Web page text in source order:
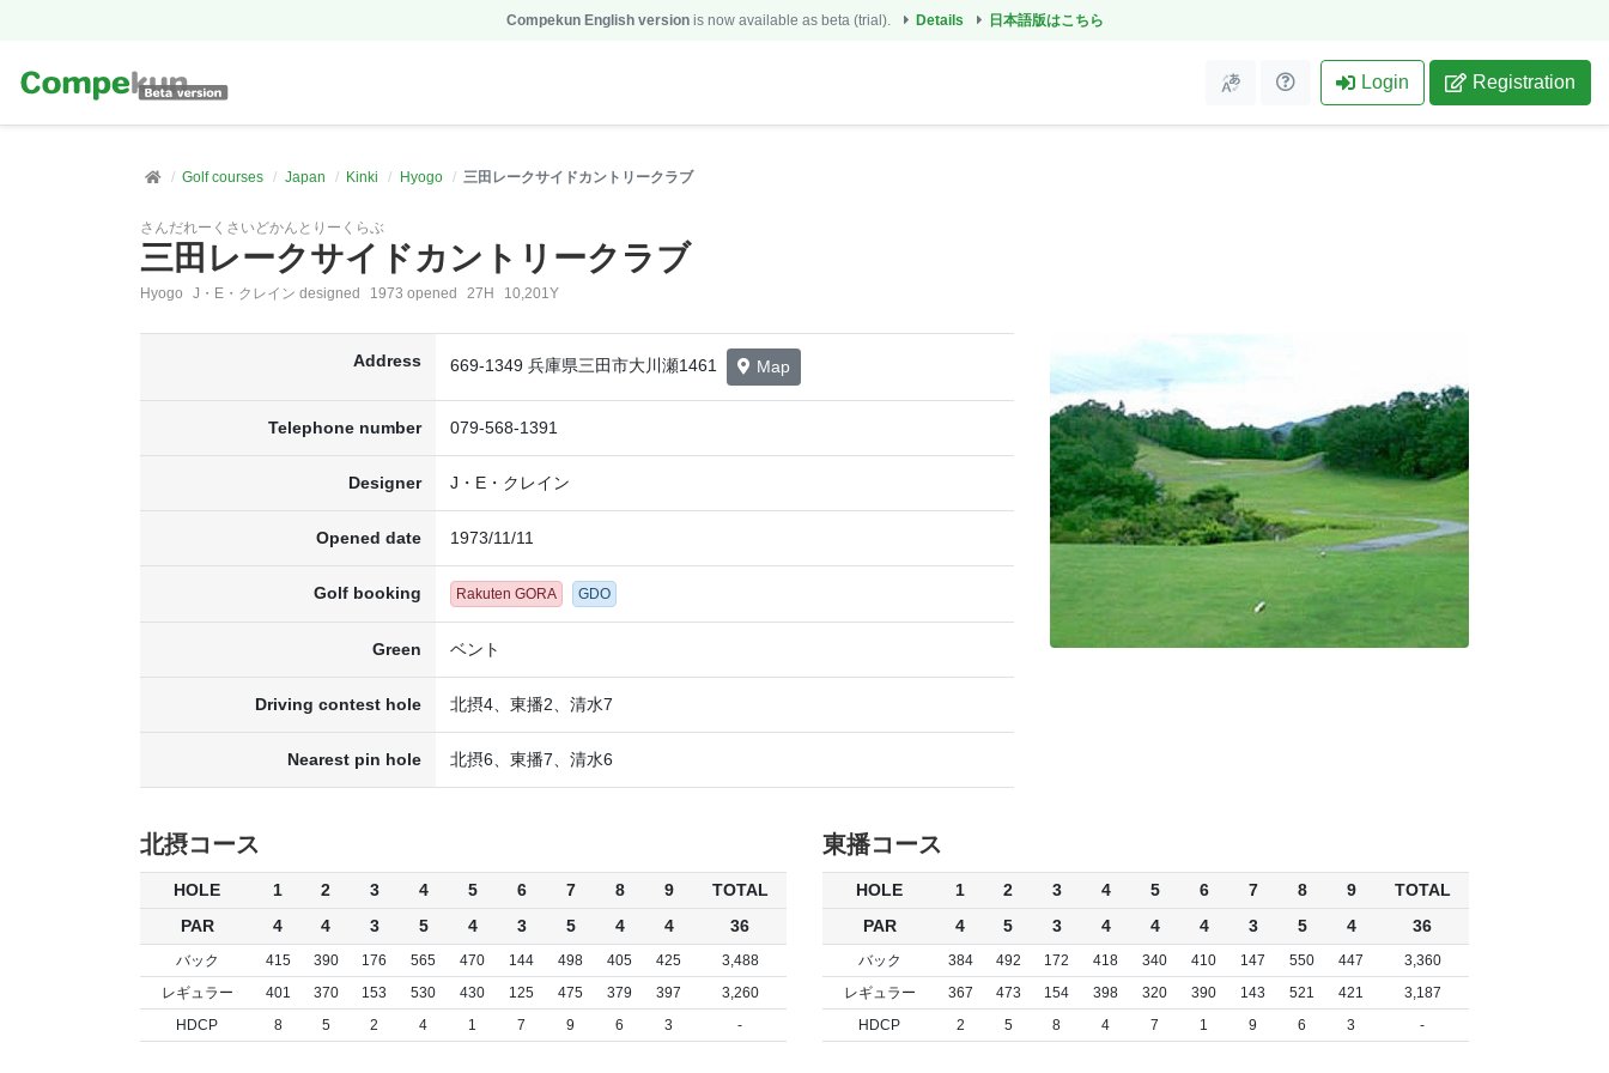
Compekun English versionis now available as beta (trial). Details 日本語版はこちら
Login Registration
Golf courses Japan Kinki Hyogo 三田レークサイドカントリークラブ
さんだれーくさいどかんとりーくらぶ
三田レークサイドカントリークラブ
Hyogo J・E・クレイン designed 1973 opened 27H 10,201Y
Address 669-1349 兵庫県三田市大川瀬1461 Map
Telephone number 079-568-1391
Designer J・E・クレイン
Opened date 1973/11/11
Golf booking Rakuten GORA GDO
Green ベント
Driving contest hole 北摂4、東播2、清水7
Nearest pin hole 北摂6、東播7、清水6
北摂コース
HOLE 1 2 3 4 5 6 7 8 9
TOTAL
PAR
4 4 3 5 4 3 5 4 4 36
バック 415 390 176 565 470 144 498 405 425
3,488
レギュラー
401 370 153 530 430 125 475 379 397
3,260
HDCP
8 5 2 4 1 7 9 6 3 -
東播コース
HOLE 1 2 3 4 5 6 7 8 9
TOTAL
PAR
4 5 3 4 4 4 3 5 4 36
バック 384 492 172 418 340 410 147 550 447
3,360
レギュラー
367 473 154 398 320 390 143 521 421
3,187
HDCP
2 5 8 4 7 1 9 6 3 -